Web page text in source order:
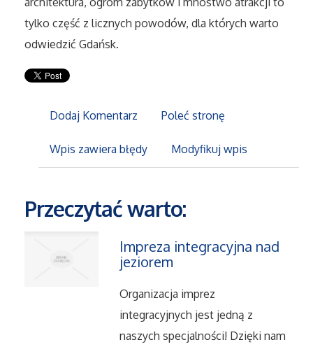
Maszyny
Przemysł Metalowy
Przeprowadzki
Wynajem
Usługi Motoryzacyjne
Salony, Komisy
tylko część z licznych powodów, dla których warto
odwiedzić Gdańsk.
Dodaj Komentarz Poleć stronę
Wpis zawiera błędy Modyfikuj wpis
Przeczytać warto:
Impreza integracyjna nad
jeziorem
Organizacja imprez
integracyjnych jest jedną z
naszych specjalności! Dzięki nam